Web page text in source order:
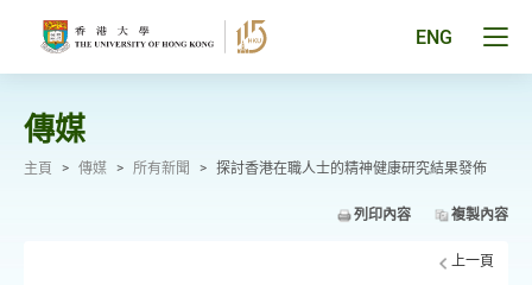
ENG
傳媒
主頁 > 傳媒 > 所有新聞 > 探討香港在職人士的精神健康研究結果發佈
列印內容 複製內容
上一頁